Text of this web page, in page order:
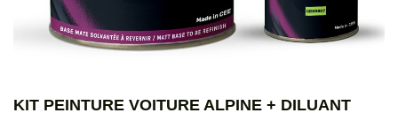
KIT PEINTURE VOITURE ALPINE + DILUANT